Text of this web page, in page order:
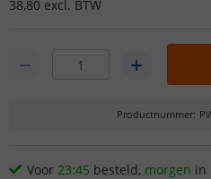
38,80 excl. BTW
Productnummer:
Voor 23:45 besteld, morgen in